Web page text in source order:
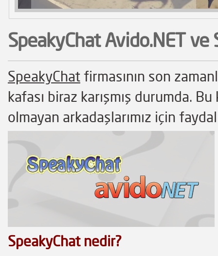
SpeakyChat Avido.NET ve
SpeakyChatfirmasının son
kafası biraz karışmış durumda.
olmayan arkadaşlarımız için
SpeakyChat nedir?